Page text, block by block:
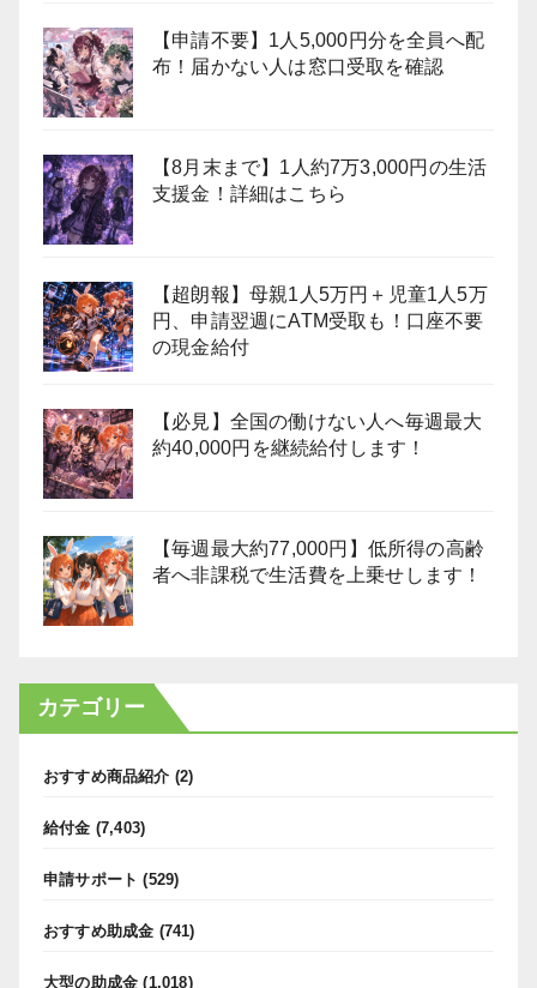
【申請不要】1人5,000円分を全員へ配
布！届かない人は窓口受取を確認
【8月末まで】1人約7万3,000円の生活
支援金！詳細はこちら
【超朗報】母親1人5万円＋児童1人5万
円、申請翌週にATM受取も！口座不要
の現金給付
【必見】全国の働けない人へ毎週最大
約40,000円を継続給付します！
【毎週最大約77,000円】低所得の高齢
者へ非課税で生活費を上乗せします！
カテゴリー
おすすめ商品紹介 (2)
給付金 (7,403)
申請サポート (529)
おすすめ助成金 (741)
大型の助成金 (1,018)